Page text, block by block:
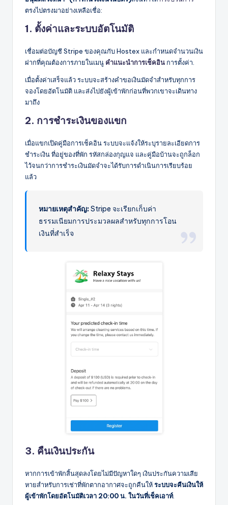
ตรงไปตรงมาอย่างเหลือเชื่อ:
1. ตั้งค่าและระบบอัตโนมัติ
เชื่อมต่อบัญชี Stripe ของคุณกับ Hostex และกำหนดจำนวนเงิน
ฝากที่คุณต้องการภายในเมนู คำแนะนำการเช็คอิน การตั้งค่า.
เมื่อตั้งค่าเสร็จแล้ว ระบบจะสร้างคำขอเงินมัดจำสำหรับทุกการ
จองโดยอัตโนมัติ และส่งไปยังผู้เข้าพักก่อนที่พวกเขาจะเดินทาง
มาถึง
2. การชำระเงินของแขก
เมื่อแขกเปิดคู่มือการเช็คอิน ระบบจะแจ้งให้ระบุรายละเอียดการ
ชำระเงิน ที่อยู่ของที่พัก รหัสกล่องกุญแจ และคู่มือบ้านจะถูกล็อก
ไว้จนกว่าการชำระเงินมัดจำจะได้รับการดำเนินการเรียบร้อย
แล้ว
หมายเหตุสำคัญ:Stripe จะเรียกเก็บค่า
ธรรมเนียมการประมวลผลสำหรับทุกการโอน
เงินที่สำเร็จ
3. คืนเงินประกัน
หากการเข้าพักสิ้นสุดลงโดยไม่มีปัญหาใดๆ เงินประกันความเสีย
หายสำหรับการเช่าที่พักตากอากาศจะถูกคืนให้ระบบจะคืนเงินให้
ผู้เข้าพักโดยอัตโนมัติเวลา 20:00 น. ในวันที่เช็คเอาท์.